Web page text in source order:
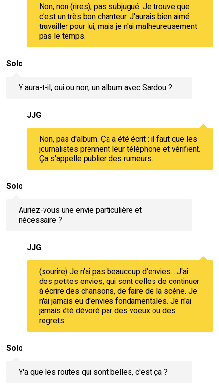
Non, non (rires), pas subjugué. Je trouve que
c'est un très bon chanteur. J'aurais bien aimé
travailler pour lui, mais je n'ai malheureusement
pas le temps.
Solo
Y aura-t-il, oui ou non, un album avec Sardou ?
JJG
Non, pas d'album. Ça a été écrit : il faut que les
journalistes prennent leur téléphone et vérifient.
Ça s'appelle publier des rumeurs.
Solo
Auriez-vous une envie particulière et
nécessaire ?
JJG
(sourire) Je n'ai pas beaucoup d'envies... J'ai
des petites envies, qui sont celles de continuer
à écrire des chansons, de faire de la scène. Je
n'ai jamais eu d'envies fondamentales. Je n'ai
jamais été dévoré par des voeux ou des
regrets.
Solo
Y'a que les routes qui sont belles, c'est ça ?